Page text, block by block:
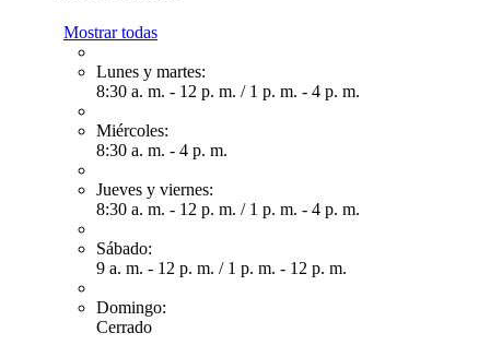
Mostrar todas
Lunes y martes:
8:30 a. m. - 12 p. m. / 1 p. m. - 4 p. m.
Miércoles:
8:30 a. m. - 4 p. m.
Jueves y viernes:
8:30 a. m. - 12 p. m. / 1 p. m. - 4 p. m.
Sábado:
9 a. m. - 12 p. m. / 1 p. m. - 12 p. m.
Domingo:
Cerrado